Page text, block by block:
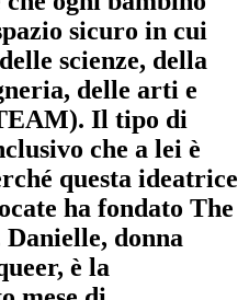
sicuro in cui
scienze, della
delle arti e
Il tipo di
che a lei è
questa ideatrice
ha fondato The
donna
è la